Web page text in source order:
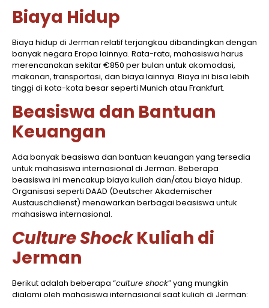
Biaya Hidup
Biaya hidup di Jerman relatif terjangkau dibandingkan dengan
banyak negara Eropa lainnya. Rata-rata, mahasiswa harus
merencanakan sekitar €850 per bulan untuk akomodasi,
makanan, transportasi, dan biaya lainnya. Biaya ini bisa lebih
tinggi di kota-kota besar seperti Munich atau Frankfurt.
Beasiswa dan Bantuan
Keuangan
Ada banyak beasiswa dan bantuan keuangan yang tersedia
untuk mahasiswa internasional di Jerman. Beberapa
beasiswa ini mencakup biaya kuliah dan/atau biaya hidup.
Organisasi seperti DAAD (Deutscher Akademischer
Austauschdienst) menawarkan berbagai beasiswa untuk
mahasiswa internasional.
Culture ShockKuliah di
Jerman
Berikut adalah beberapa “culture shock” yang mungkin
dialami oleh mahasiswa internasional saat kuliah di Jerman: